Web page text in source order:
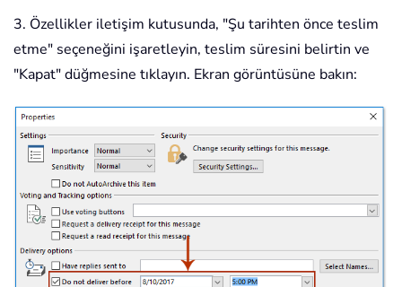
3. Özellikler iletişim kutusunda, "Şu tarihten önce teslim
etme" seçeneğini işaretleyin, teslim süresini belirtin ve
"Kapat" düğmesine tıklayın. Ekran görüntüsüne bakın: